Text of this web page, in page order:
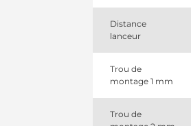
Volkswagen
026911023GX
Volkswagen
053911023
Volkswagen
053911023AX
Distance
lanceur
Trou de
montage 1 mm
Trou de